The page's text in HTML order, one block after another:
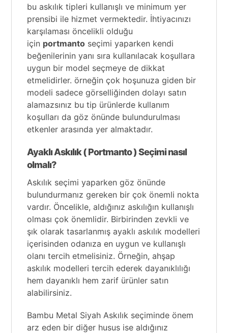
bu askılık tipleri kullanışlı ve minimum yer
prensibi ile hizmet vermektedir. İhtiyacınızı
karşılaması öncelikli olduğu
için portmanto seçimi yaparken kendi
beğenilerinin yanı sıra kullanılacak koşullara
uygun bir model seçmeye de dikkat
etmelidirler. örneğin çok hoşunuza giden bir
modeli sadece görselliğinden dolayı satın
alamazsınız bu tip ürünlerde kullanım
koşulları da göz önünde bulundurulması
etkenler arasında yer almaktadır.
Ayaklı Askılık ( Portmanto ) Seçimi nasıl
olmalı?
Askılık seçimi yaparken göz önünde
bulundurmanız gereken bir çok önemli nokta
vardır. Öncelikle, aldığınız askılığın kullanışlı
olması çok önemlidir. Birbirinden zevkli ve
şık olarak tasarlanmış ayaklı askılık modelleri
içerisinden odanıza en uygun ve kullanışlı
olanı tercih etmelisiniz. Örneğin, ahşap
askılık modelleri tercih ederek dayanıklılığı
hem dayanıklı hem zarif ürünler satın
alabilirsiniz.
Bambu Metal Siyah Askılık seçiminde önem
arz eden bir diğer husus ise aldığınız